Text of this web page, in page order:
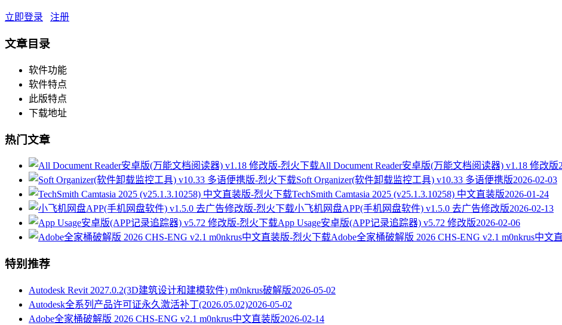
立即登录 注册
文章目录
软件功能
软件特点
此版特点
下载地址
热门文章
All Document Reader安卓版(万能文档阅读器) v1.18 修改版
Soft Organizer(软件卸载监控工具) v10.33 多语便携版2026-02-03
TechSmith Camtasia 2025 (v25.1.3.10258) 中文直装版2026-01-24
小飞机网盘APP(手机网盘软件) v1.5.0 去广告修改版2026-02-13
App Usage安卓版(APP记录追踪器) v5.72 修改版2026-02-06
Adobe全家桶破解版 2026 CHS-ENG v2.1 m0nkrus中文
特别推荐
Autodesk Revit 2027.0.2(3D建筑设计和建模软件) m0nkrus破解版2026-05-02
Autodesk全系列产品许可证永久激活补丁(2026.05.02)2026-05-02
Adobe全家桶破解版 2026 CHS-ENG v2.1 m0nkrus中文直装版2026-02-14